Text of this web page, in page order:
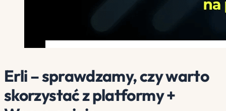
Erli – sprawdzamy, czy warto
skorzystać z platformy +